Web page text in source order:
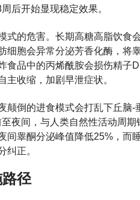
后开始显现稳定效果。
式的危害。长期高糖高脂饮食
细胞会异常分泌芳香化酶，将
食品中的丙烯酰胺会损伤精子
主收缩，加剧早泄症状。
颠倒的进食模式会打乱下丘脑-
夜间，与人类自然性活动周
间睾酮分泌峰值降低25%，而
纠正。
径